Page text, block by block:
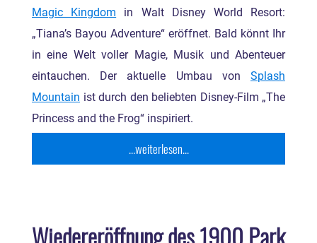
Magic Kingdom in Walt Disney World Resort:
„Tiana’s Bayou Adventure“ eröffnet. Bald könnt Ihr
in eine Welt voller Magie, Musik und Abenteuer
eintauchen. Der aktuelle Umbau von Splash
Mountain ist durch den beliebten Disney-Film „The
Princess and the Frog“ inspiriert.
...weiterlesen...
Wiedereröffnung des 1900 Park